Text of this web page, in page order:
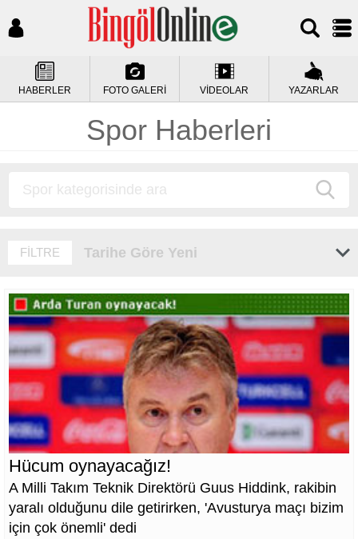
HABERLER FOTO GALERİ VİDEOLAR YAZARLAR
Spor Haberleri
FİLTRE Tarihe Göre Yeni
Hücum oynayacağız!
A Milli Takım Teknik Direktörü Guus Hiddink, rakibin
yaralı olduğunu dile getirirken, 'Avusturya maçı bizim
için çok önemli' dedi